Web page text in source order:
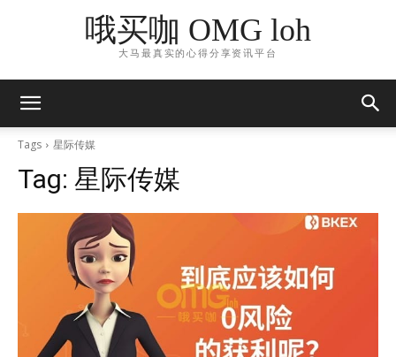
哦买咖 OMG loh
大马最真实的心得分享资讯平台
Tags 星际传媒
Tag: 星际传媒